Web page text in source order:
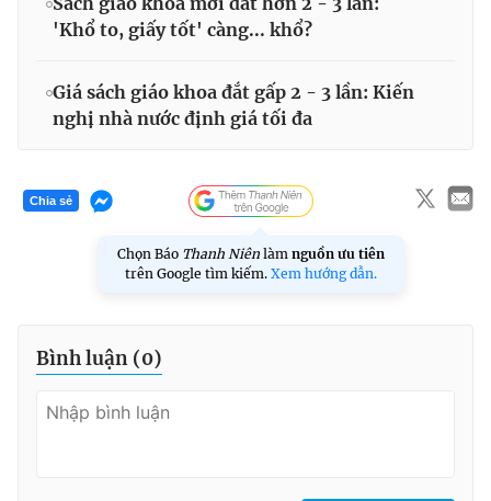
'Khổ to, giấy tốt' càng... khổ?
Giá sách giáo khoa đắt gấp 2 - 3 lần: Kiến
nghị nhà nước định giá tối đa
Chia sẻ
Chọn Báo Thanh Niên làm nguồn ưu tiên
trên Google tìm kiếm. Xem hướng dẫn.
Bình luận (0)